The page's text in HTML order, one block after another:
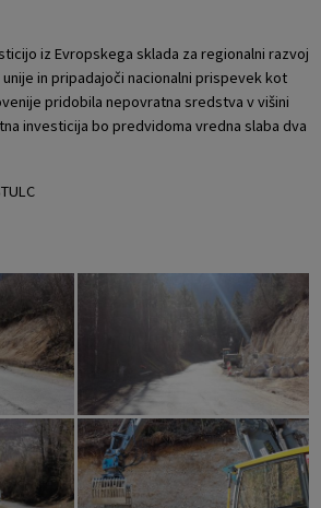
iz Evropskega sklada za regionalni razvoj
in pripadajoči nacionalni prispevek kot
pridobila nepovratna sredstva v višini
investicija bo predvidoma vredna slaba dva